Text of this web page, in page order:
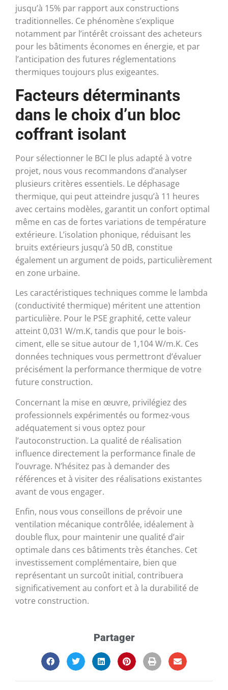
jusqu’à 15% par rapport aux constructions
traditionnelles. Ce phénomène s’explique
notamment par l’intérêt croissant des acheteurs
pour les bâtiments économes en énergie, et par
l’anticipation des futures réglementations
thermiques toujours plus exigeantes.
Facteurs déterminants
dans le choix d’un bloc
coffrant isolant
Pour sélectionner le BCI le plus adapté à votre
projet, nous vous recommandons d’analyser
plusieurs critères essentiels. Le déphasage
thermique, qui peut atteindre jusqu’à 11 heures
avec certains modèles, garantit un confort optimal
même en cas de fortes variations de température
extérieure. L’isolation phonique, réduisant les
bruits extérieurs jusqu’à 50 dB, constitue
également un argument de poids, particulièrement
en zone urbaine.
Les caractéristiques techniques comme le lambda
(conductivité thermique) méritent une attention
particulière. Pour le PSE graphité, cette valeur
atteint 0,031 W/m.K, tandis que pour le bois-
ciment, elle se situe autour de 1,104 W/m.K. Ces
données techniques vous permettront d’évaluer
précisément la performance thermique de votre
future construction.
Concernant la mise en œuvre, privilégiez des
professionnels expérimentés ou formez-vous
adéquatement si vous optez pour
l’autoconstruction. La qualité de réalisation
influence directement la performance finale de
l’ouvrage. N’hésitez pas à demander des
références et à visiter des réalisations existantes
avant de vous engager.
Enfin, nous vous conseillons de prévoir une
ventilation mécanique contrôlée, idéalement à
double flux, pour maintenir une qualité d’air
optimale dans ces bâtiments très étanches. Cet
investissement complémentaire, bien que
représentant un surcoût initial, contribuera
significativement au confort et à la durabilité de
votre construction.
Partager